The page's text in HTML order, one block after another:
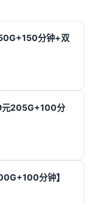
分钟+双
元205G+100分
分钟】